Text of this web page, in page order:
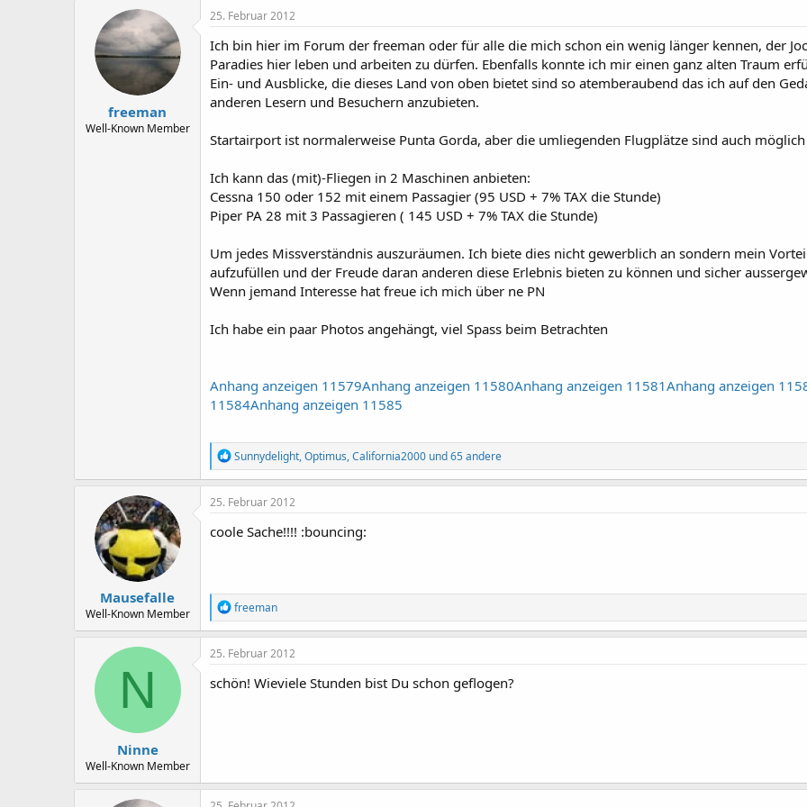
e
l
l
t
a
m
freeman
Well-Known Member
25. Februar 2012
Ich bin hier im Forum der freeman oder für alle die mich schon ein wenig länger kennen, der
Paradies hier leben und arbeiten zu dürfen. Ebenfalls konnte ich mir einen ganz alten Traum
Ein- und Ausblicke, die dieses Land von oben bietet sind so atemberaubend das ich auf den
anderen Lesern und Besuchern anzubieten.
Startairport ist normalerweise Punta Gorda, aber die umliegenden Flugplätze sind auch möglich
Ich kann das (mit)-Fliegen in 2 Maschinen anbieten:
Cessna 150 oder 152 mit einem Passagier (95 USD + 7% TAX die Stunde)
Piper PA 28 mit 3 Passagieren ( 145 USD + 7% TAX die Stunde)
Um jedes Missverständnis auszuräumen. Ich biete dies nicht gewerblich an sondern mein
aufzufüllen und der Freude daran anderen diese Erlebnis bieten zu können und sicher
Wenn jemand Interesse hat freue ich mich über ne PN
Ich habe ein paar Photos angehängt, viel Spass beim Betrachten
Anhang anzeigen 11579Anhang anzeigen 11580Anhang anzeigen 11581Anhang anzeigen
11584Anhang anzeigen 11585
R
e
a
k
i
o
:
Sunnydelight,Optimus,California2000 und 65 andere
Mausefalle
Well-Known Member
25. Februar 2012
coole Sache!!!! :bouncing:
R
e
a
k
i
o
freeman
N
Ninne
Well-Known Member
25. Februar 2012
schön! Wieviele Stunden bist Du schon geflogen?